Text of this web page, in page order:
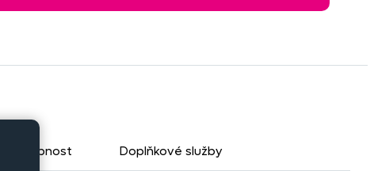
Dostupnost Doplňkové služby